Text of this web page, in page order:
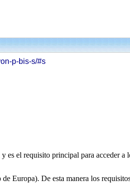
p-bis-s/#s
es el requisito principal para acceder a
Europa). De esta manera los